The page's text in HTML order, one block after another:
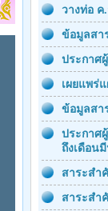
วางท่อ ค
ข้อมูลสา
ประกาศ
เผยแพร่
ข้อมูลส
ประกาศ
ถึงเดือน
สาระสำ
สาระสำ